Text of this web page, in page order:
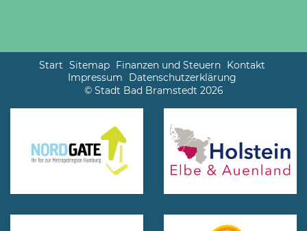
Start Sitemap Finanzen und Steuern Kontakt
Impressum
Datenschutzerklärung
© Stadt Bad Bramstedt 2026